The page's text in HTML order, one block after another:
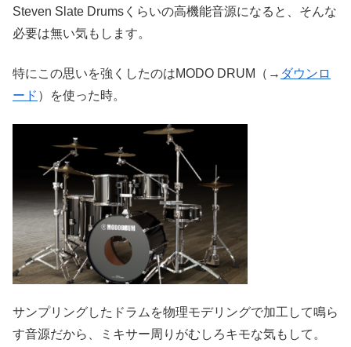
Steven Slate Drumsくらいの高機能音源になると、そんな
必要は無い気もします。
特にこの思いを強くしたのはMODO DRUM（→ ダウンロ
ード ）を使った時。
サンプリングしたドラムを物理モデリングで加工して鳴ら
す音源だから、ミキサー周りがむしろキモな気もして。